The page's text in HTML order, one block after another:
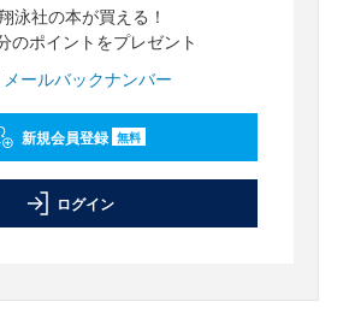
泳社の本が買える！
のポイントをプレゼント
メールバックナンバー
新規会員登録 無料
ログイン